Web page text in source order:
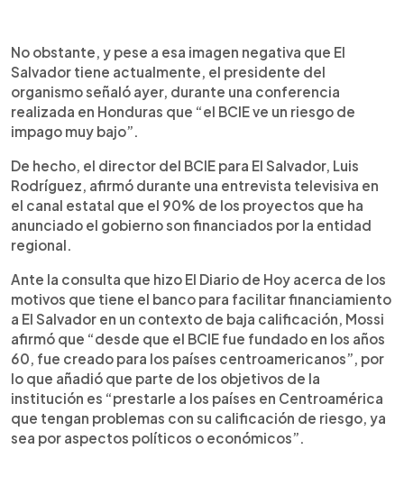
No obstante, y pese a esa imagen negativa que El
Salvador tiene actualmente, el presidente del
organismo señaló ayer, durante una conferencia
realizada en Honduras que “el BCIE ve un riesgo de
impago muy bajo”.
De hecho, el director del BCIE para El Salvador, Luis
Rodríguez, afirmó durante una entrevista televisiva en
el canal estatal que el 90% de los proyectos que ha
anunciado el gobierno son financiados por la entidad
regional.
Ante la consulta que hizo El Diario de Hoy acerca de los
motivos que tiene el banco para facilitar financiamiento
a El Salvador en un contexto de baja calificación, Mossi
afirmó que “desde que el BCIE fue fundado en los años
60, fue creado para los países centroamericanos”, por
lo que añadió que parte de los objetivos de la
institución es “prestarle a los países en Centroamérica
que tengan problemas con su calificación de riesgo, ya
sea por aspectos políticos o económicos”.